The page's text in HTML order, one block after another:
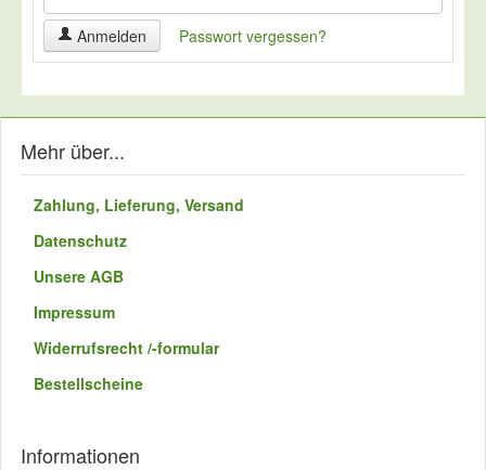
Stahlrohrgestell
verschiedene Größen, Höhen, Farben und
Dekore; optional fahrbar
ab 255,00 EUR
Anmelden Passwort vergessen?
Mehr über...
Zahlung, Lieferung, Versand
Datenschutz
Unsere AGB
Impressum
Widerrufsrecht /-formular
Bestellscheine
Informationen